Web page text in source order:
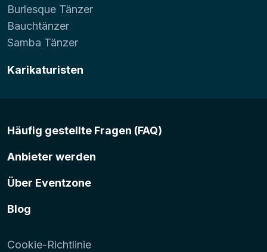
Burlesque Tänzer
Bauchtänzer
Samba Tänzer
Karikaturisten
Häufig gestellte Fragen (FAQ)
Anbieter werden
Über Eventzone
Blog
Cookie-Richtlinie